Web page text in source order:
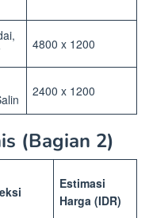
4800 x 1200
2400 x 1200
(Bagian 2)
Estimasi
Harga (IDR)